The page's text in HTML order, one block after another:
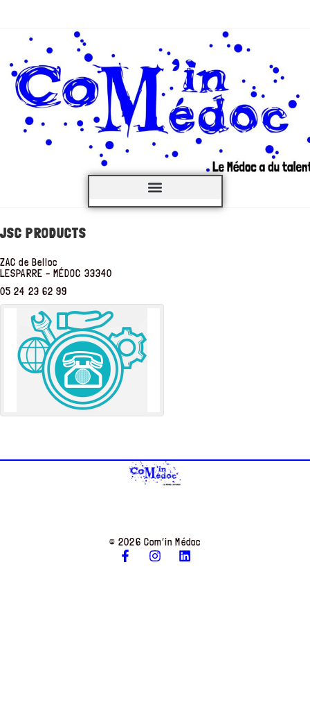
JSC PRODUCTS
ZAC de Belloc
LESPARRE – MÉDOC 33340
05 24 23 62 99
© 2026 Com’in Médoc